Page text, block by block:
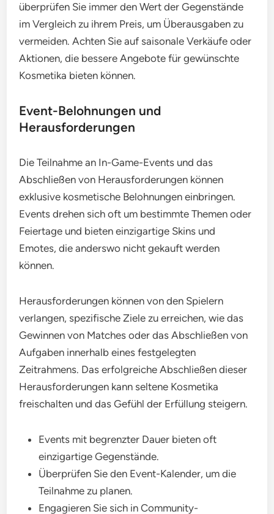
überprüfen Sie immer den Wert der Gegenstände
im Vergleich zu ihrem Preis, um Überausgaben zu
vermeiden. Achten Sie auf saisonale Verkäufe oder
Aktionen, die bessere Angebote für gewünschte
Kosmetika bieten können.
Event-Belohnungen und
Herausforderungen
Die Teilnahme an In-Game-Events und das
Abschließen von Herausforderungen können
exklusive kosmetische Belohnungen einbringen.
Events drehen sich oft um bestimmte Themen oder
Feiertage und bieten einzigartige Skins und
Emotes, die anderswo nicht gekauft werden
können.
Herausforderungen können von den Spielern
verlangen, spezifische Ziele zu erreichen, wie das
Gewinnen von Matches oder das Abschließen von
Aufgaben innerhalb eines festgelegten
Zeitrahmens. Das erfolgreiche Abschließen dieser
Herausforderungen kann seltene Kosmetika
freischalten und das Gefühl der Erfüllung steigern.
Events mit begrenzter Dauer bieten oft
einzigartige Gegenstände.
Überprüfen Sie den Event-Kalender, um die
Teilnahme zu planen.
Engagieren Sie sich in Community-